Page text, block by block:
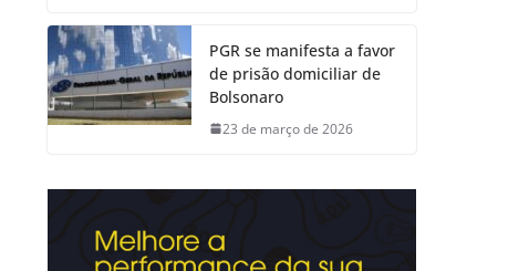
PGR se manifesta a favor
de prisão domiciliar de
Bolsonaro
23 de março de 2026